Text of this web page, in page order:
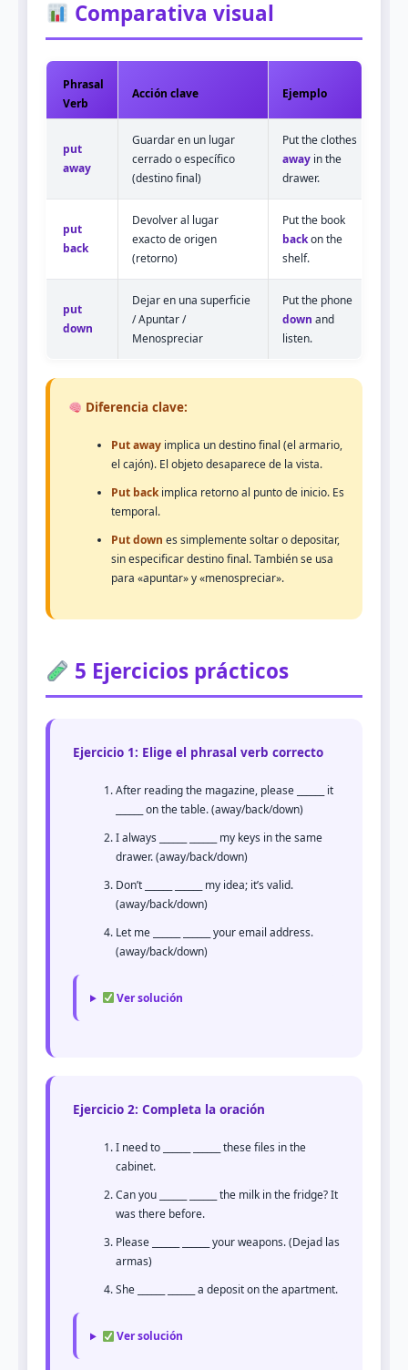
Comparativa visual
Phrasal
Verb
Acción clave Ejemplo
put
away
Guardar en un lugar
cerrado o específico
(destino final)
Put the clothes
away in the
drawer.
put
back
Devolver al lugar
exacto de origen
(retorno)
Put the book
backon the
shelf.
put
down
Dejar en una superficie
/ Apuntar /
Menospreciar
Put the phone
down and
listen.
Diferencia clave:
Put away implica un destino final (el armario,
el cajón). El objeto desaparece de la vista.
Put backimplica retorno al punto de inicio. Es
temporal.
Put down es simplemente soltar o depositar,
sin especificar destino final. También se usa
para «apuntar» y «menospreciar».
5 Ejercicios prácticos
Ejercicio 1: Elige el phrasal verb correcto
After reading the magazine, please ______ it
______ on the table. (away/back/down)
I always ______ ______ my keys in the same
drawer. (away/back/down)
Don’t ______ ______ my idea; it’s valid.
(away/back/down)
Let me ______ ______ your email address.
(away/back/down)
Ver solución
Ejercicio 2: Completa la oración
I need to ______ ______ these files in the
cabinet.
Can you ______ ______ the milk in the fridge? It
was there before.
Please ______ ______ your weapons. (Dejad las
armas)
She ______ ______ a deposit on the apartment.
Ver solución